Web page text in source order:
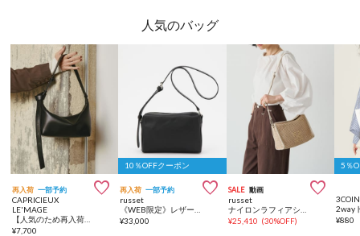
人気のバッグ
再入荷 一部予約 
CAPRICIEUX
LE'MAGE
¥7,700
10％OFFクーポン
再入荷 一部予約 
russet
¥33,000
SALE 動画 
russet
¥25,410 (30%OFF)
5％
2way
¥880